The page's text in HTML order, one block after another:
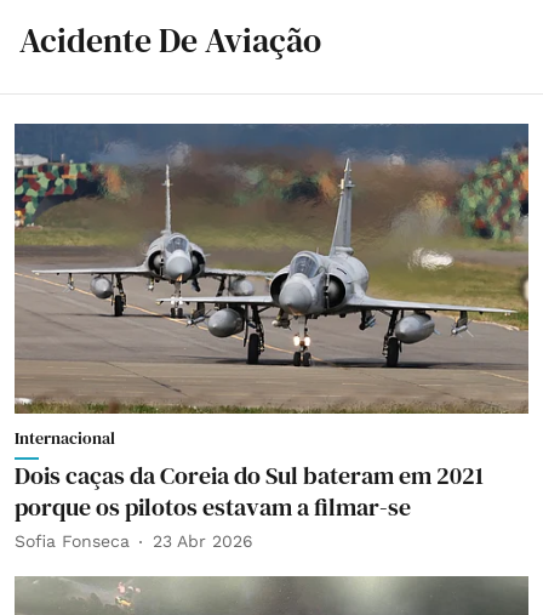
Acidente De Aviação
Internacional
Dois caças da Coreia do Sul bateram em 2021
porque os pilotos estavam a filmar-se
Sofia Fonseca 23 Abr 2026